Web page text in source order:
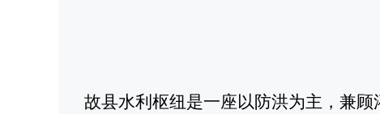
故县水利枢纽是一座以防洪为主，兼